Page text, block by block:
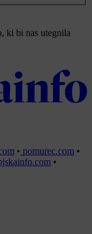
ki bi nas utegnila
• pomurec.com •
•